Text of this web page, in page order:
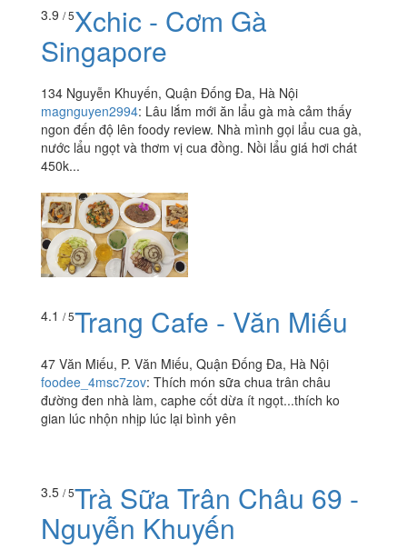
3.9 / 5Xchic - Cơm Gà
Singapore
134 Nguyễn Khuyến, Quận Đống Đa, Hà Nội
magnguyen2994: Lâu lắm mới ăn lẩu gà mà cảm thấy
ngon đến độ lên foody review. Nhà mình gọi lẩu cua gà,
nước lẩu ngọt và thơm vị cua đồng. Nồi lẩu giá hơi chát
450k...
4.1 / 5Trang Cafe - Văn Miếu
47 Văn Miếu, P. Văn Miếu, Quận Đống Đa, Hà Nội
foodee_4msc7zov: Thích món sữa chua trân châu
đường đen nhà làm, caphe cốt dừa ít ngọt...thích ko
gian lúc nhộn nhịp lúc lại bình yên
3.5 / 5Trà Sữa Trân Châu 69 -
Nguyễn Khuyến